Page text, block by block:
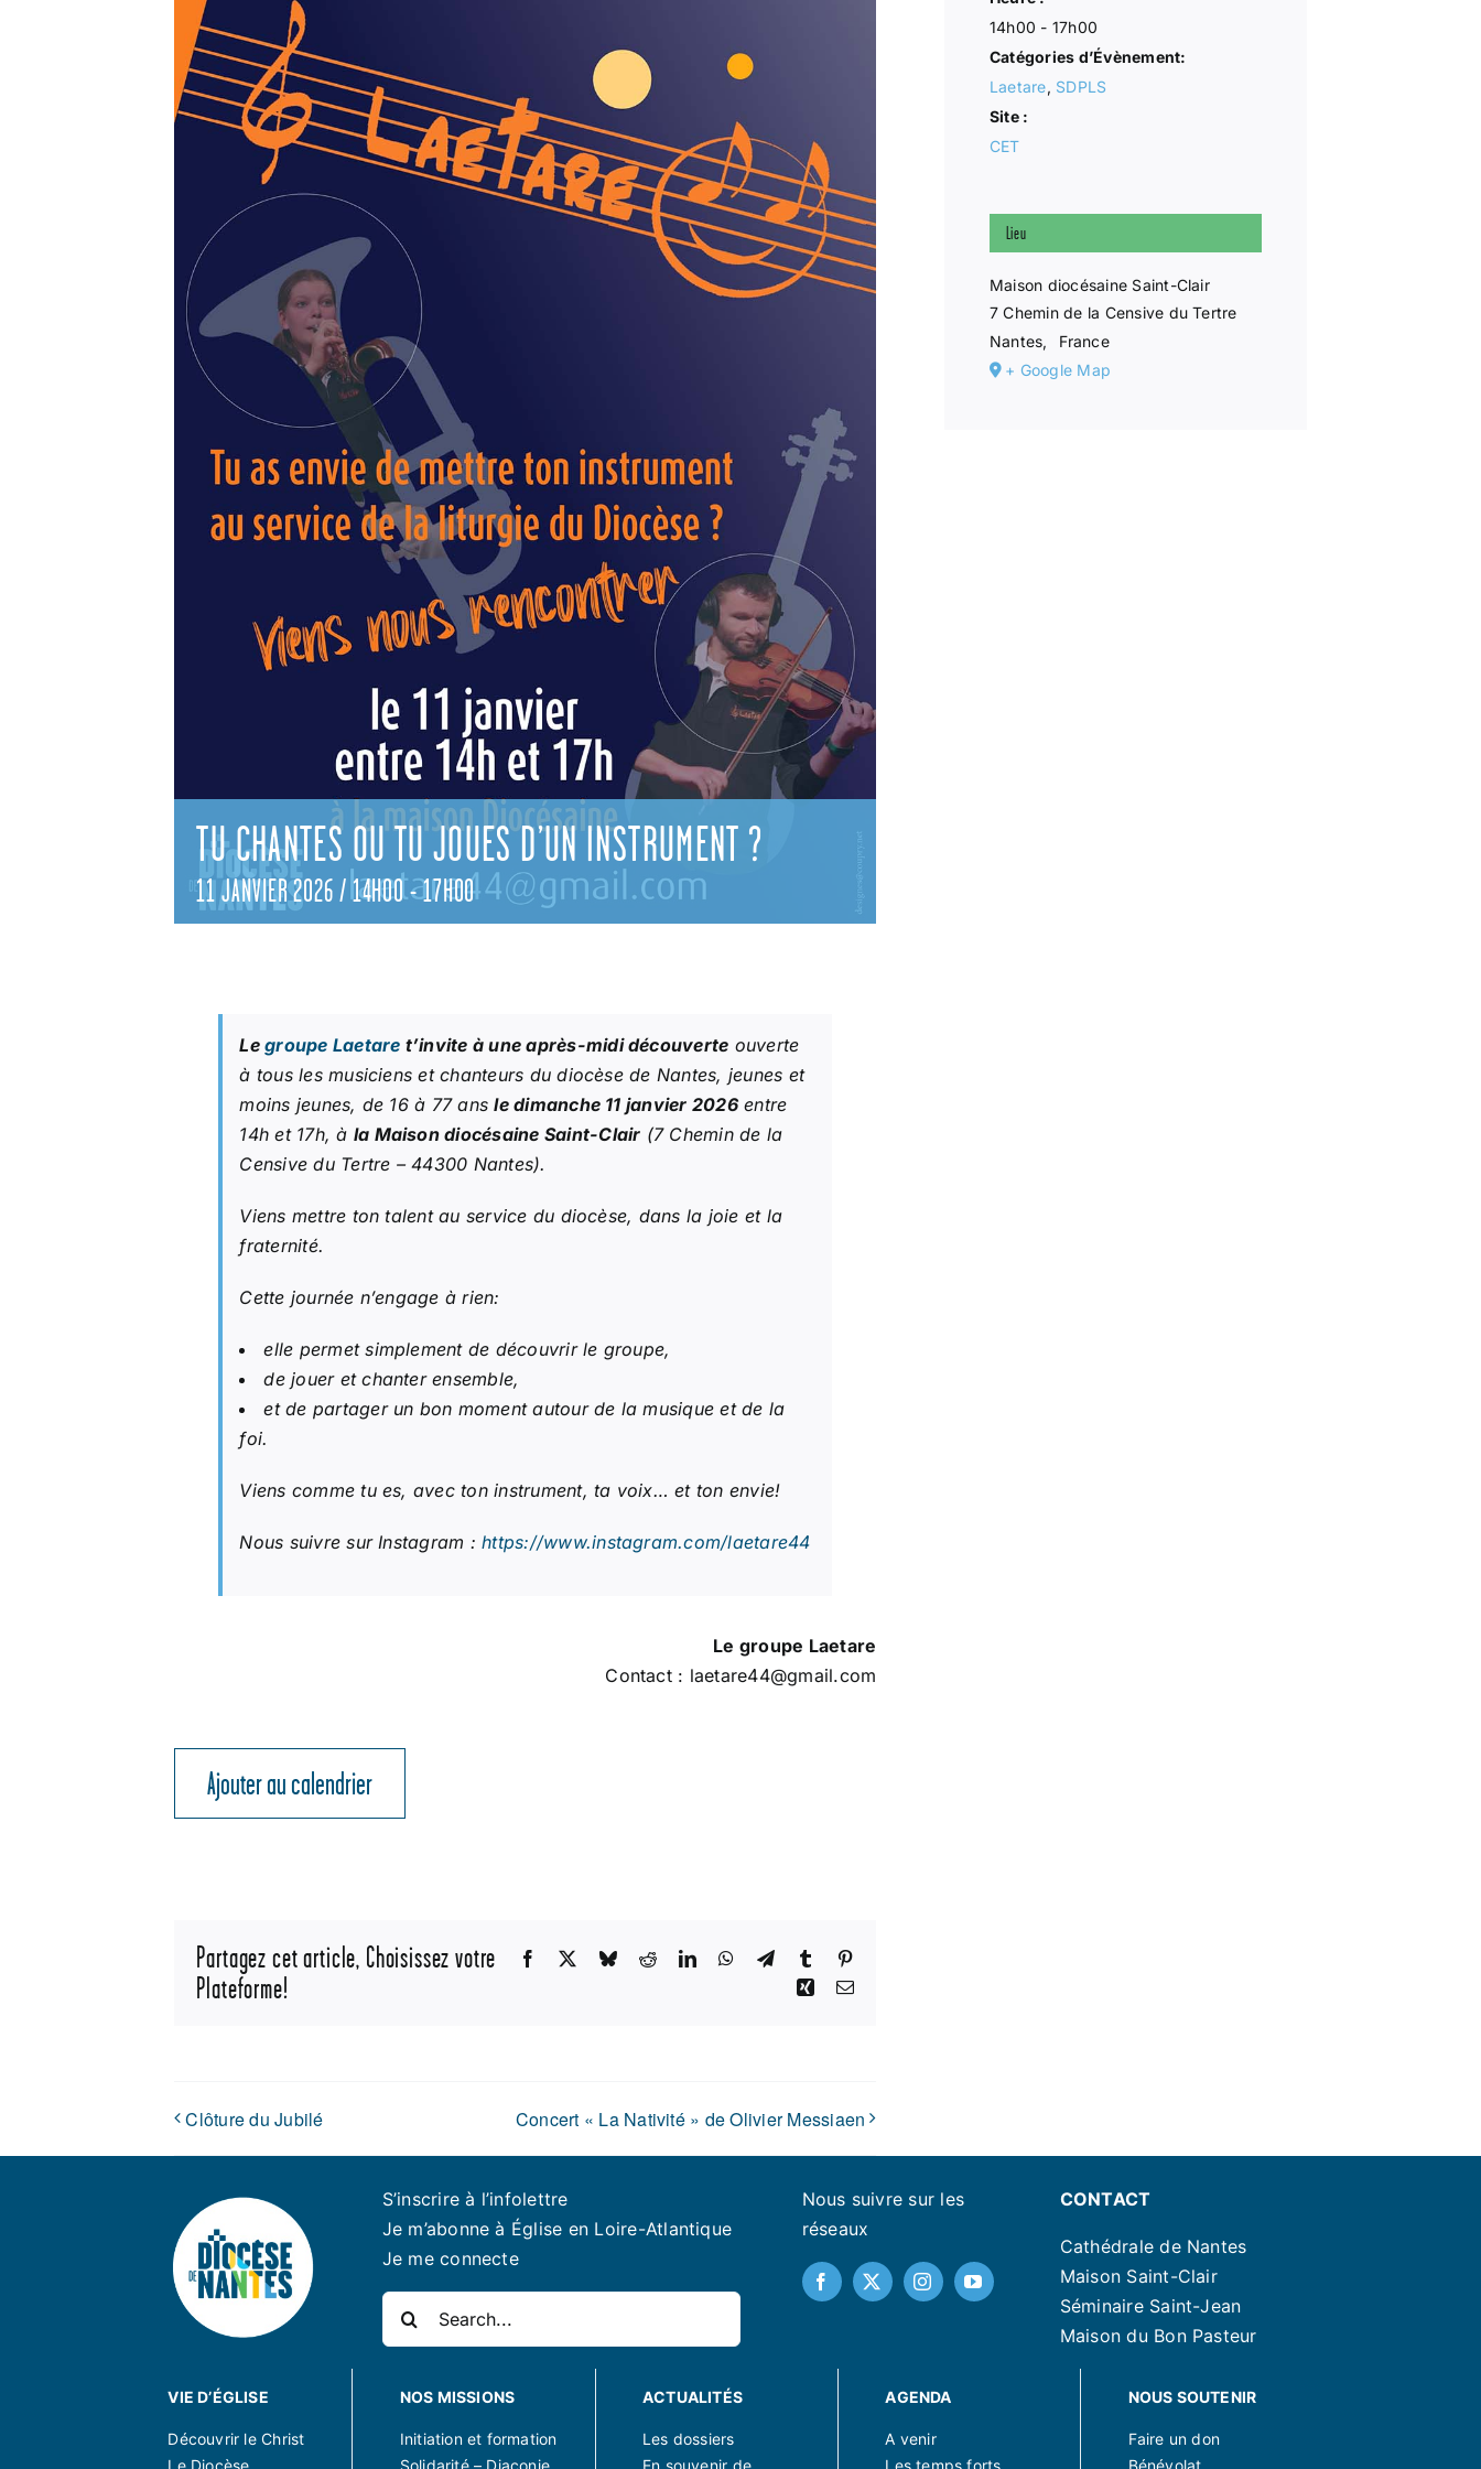
TU CHANTES OU TU JOUES D’UN INSTRUMENT ?
11 JANVIER 2026 / 14H00-17H00
Legroupe Laetare t’invite à une après-midi découverte ouverte
à tous les musiciens et chanteurs du diocèse de Nantes, jeunes et
moins jeunes, de 16 à 77 ansle dimanche 11 janvier 2026entre
14h et 17h, à la Maison diocésaine Saint-Clair (7 Chemin de la
Censive du Tertre – 44300 Nantes).
Viens mettre ton talent au service du diocèse, dans la joie et la
fraternité.
Cette journée n’engage à rien:
elle permet simplement de découvrir le groupe,
de jouer et chanter ensemble,
et de partager un bon moment autour de la musique et de la
foi.
Viens comme tu es, avec ton instrument, ta voix… et ton envie!
Nous suivre sur Instagram :https://www.instagram.com/laetare44
Le groupe Laetare
Contact : laetare44@gmail.com
Ajouter au calendrier
Partagez cet article, Choisissez votre
Plateforme!
Facebook BlueskyRedditLinkedInWhatsApp
TelegramTumblr
Xing Email
Clôture du Jubilé Concert « La Nativité » de Olivier Messiaen
14h00 - 17h00
Catégories d’Évènement:
Laetare, SDPLS
Site :
CET
Lieu
Maison diocésaine Saint-Clair
7 Chemin de la Censive du Tertre
Nantes,
France
+ Google Map
S’inscrire à l’infolettre
Je m’abonne à Église en Loire-Atlantique
Je me connecte
Nous suivre sur les
réseaux
CONTACT
Cathédrale de Nantes
Maison Saint-Clair
Séminaire Saint-Jean
Maison du Bon Pasteur
VIE D’ÉGLISE
Découvrir le Christ
NOS MISSIONS
Initiation et formation
ACTUALITÉS
Les dossiers
AGENDA
A venir
NOUS SOUTENIR
Faire un don